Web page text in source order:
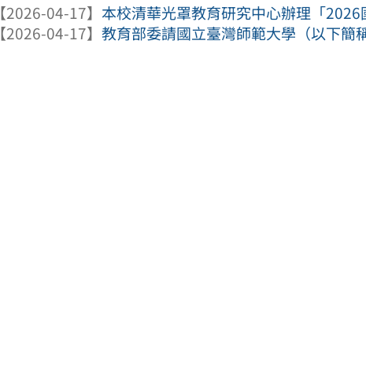
【2026-04-17】 本校清華光罩教育研究中心辦理「
【2026-04-17】教育部委請國立臺灣師範大學（以下簡